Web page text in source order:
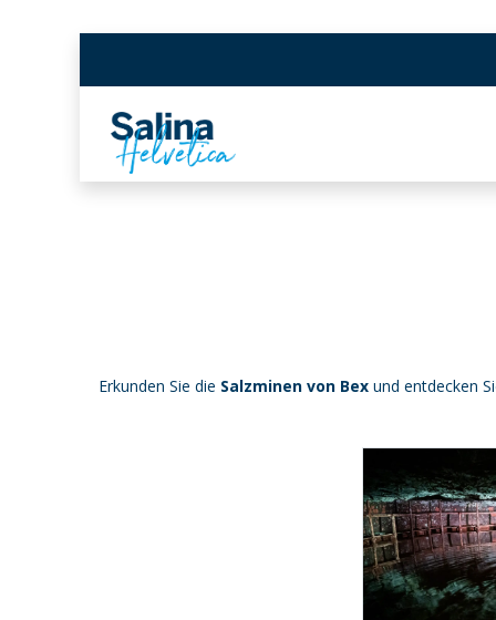
Erkunden Sie die Salzminen von Bex und entdecken